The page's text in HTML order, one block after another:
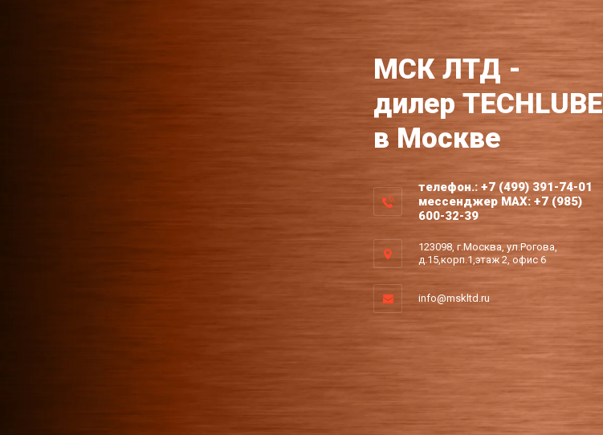
МСК ЛТД -
дилер TECHLUBE
в Москве
телефон.: +7 (499) 391-74-01
мессенджер MAX: +7 (985)
600-32-39
123098, г.Москва, ул.Рогова,
д.15,корп.1,этаж 2, офис 6
info@mskltd.ru